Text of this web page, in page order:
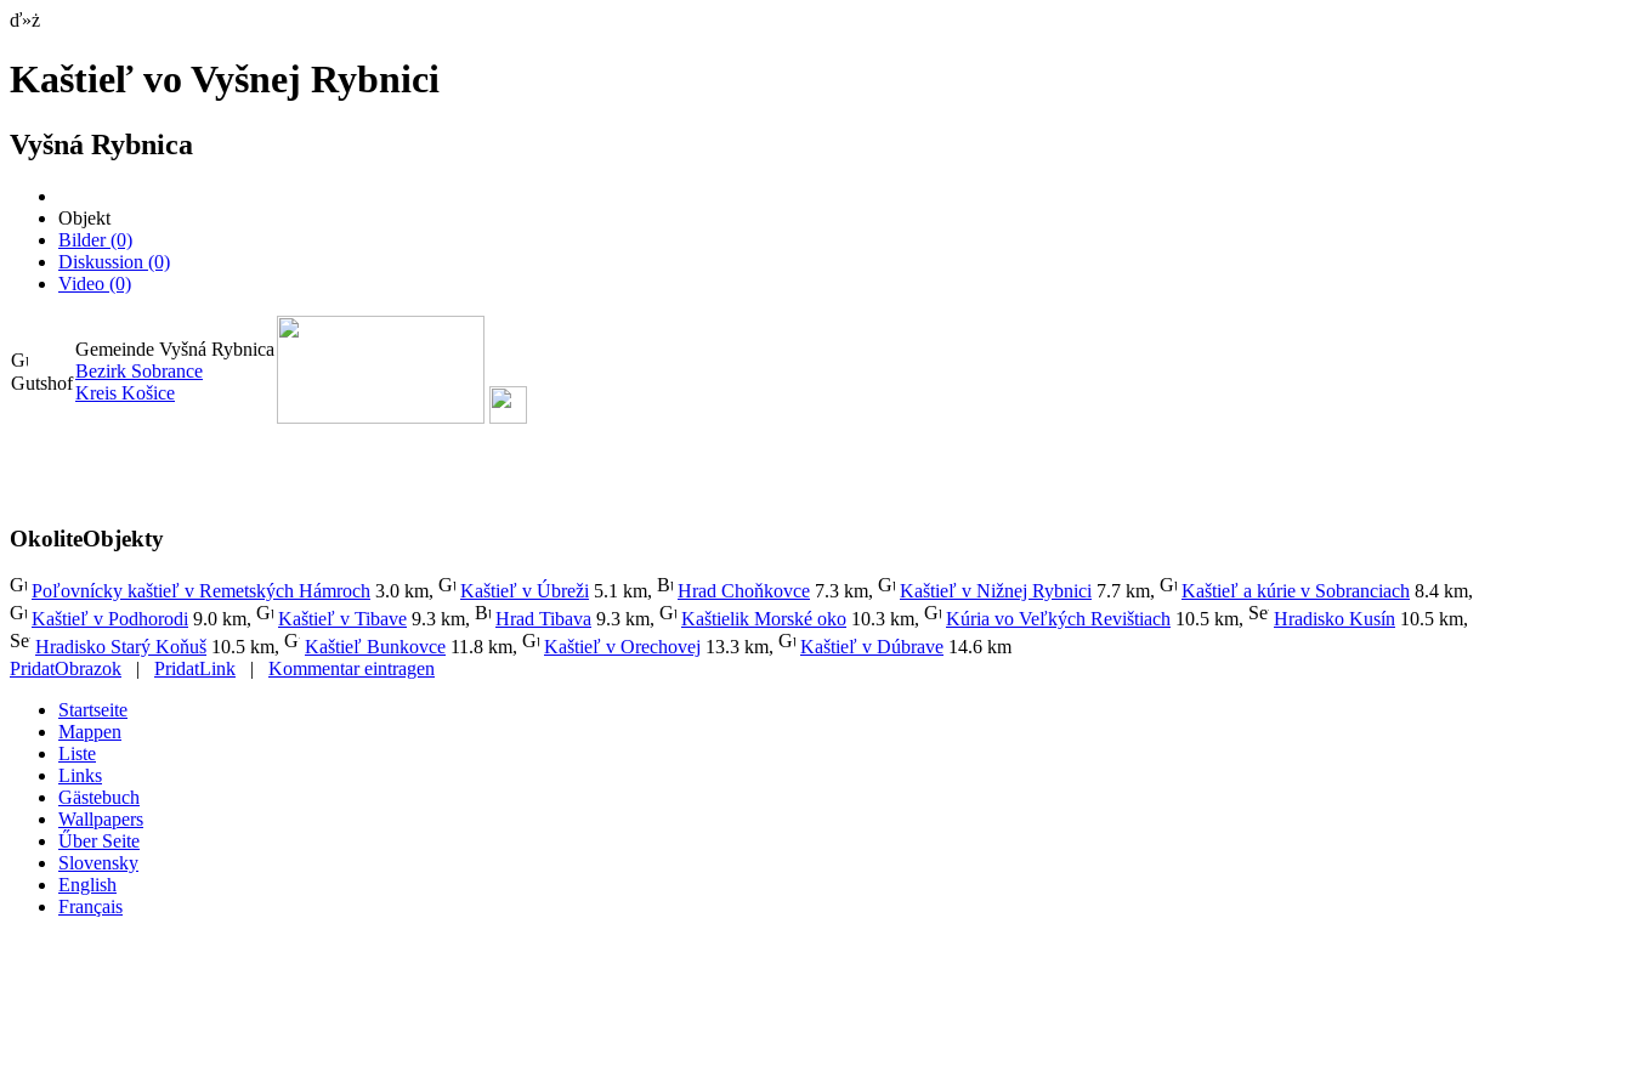
ď»ż
Kaštieľ vo Vyšnej Rybnici
Vyšná Rybnica
Objekt
Bilder(0)
Diskussion (0)
Video (0)
Gutshof
Gemeinde Vyšná Rybnica
Bezirk Sobrance
Kreis Košice
OkoliteObjekty
Poľovnícky kaštieľ v Remetských Hámroch 3.0 km, Kaštieľ v Úbreži 5.1 km, Hrad Choňkovce 7.3 km, Kaštieľ v Nižnej Rybnici 7.7 km, Kaštieľ a kúrie v Sobranciach 8.4 km,
Kaštieľ v Podhorodi 9.0 km, Kaštieľ v Tibave 9.3 km, Hrad Tibava 9.3 km, Kaštielik Morské oko 10.3 km, Kúria vo Veľkých Revištiach 10.5 km, Hradisko Kusín 10.5 km,
Hradisko Starý Koňuš 10.5 km, Kaštieľ Bunkovce 11.8 km, Kaštieľ v Orechovej 13.3 km, Kaštieľ v Dúbrave 14.6 km
PridatObrazok | PridatLink | Kommentar eintragen
Startseite
Mappen
Liste
Links
Gästebuch
Wallpapers
Űber Seite
Slovensky
English
Français